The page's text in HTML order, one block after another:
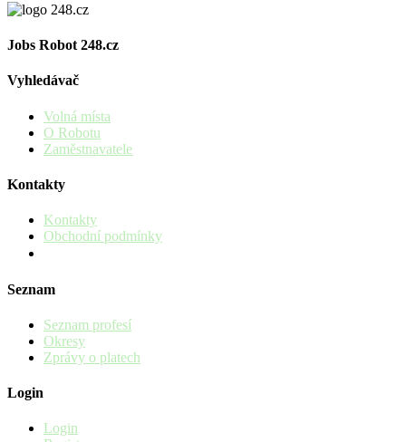
Jobs Robot 248.cz
Vyhledávač
Volná místa
O Robotu
Zaměstnavatele
Kontakty
Kontakty
Obchodní podmínky
Seznam
Seznam profesí
Okresy
Zprávy o platech
Login
Login